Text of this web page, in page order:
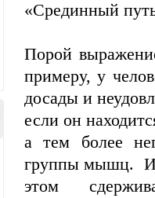
«Срединный
Порой
примеру, у
досады и
если он
а тем более
группы мышц. И
этом